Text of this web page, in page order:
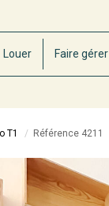
Louer Faire gérer
T1 Référence 4211